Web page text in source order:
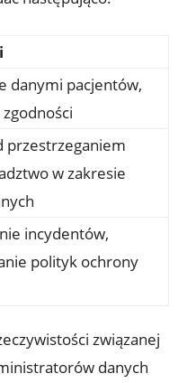
danymi pacjentów,
przestrzeganiem
w zakresie
incydentów,
polityk ochrony
związanej
danych